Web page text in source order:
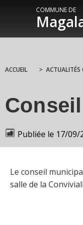
COMMUNE DE
ACCUEIL > ACTUALITÉS
Publiée le 17/09/
Le conseil
salle de la